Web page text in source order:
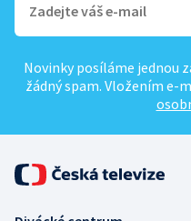
Novinky posíláme jednou
žádný spam. Vložením e-